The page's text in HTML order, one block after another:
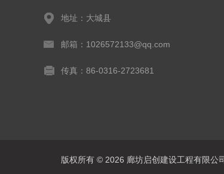
地址：大城县
邮箱：1026572133@qq.com
传真：86-0316-2723681
版权所有 © 2026 廊坊启创建设工程有限